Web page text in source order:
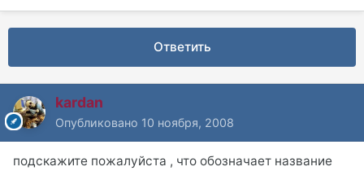
Ответить
kardan
Опубликовано 10 ноября, 2008
подскажите пожалуйста , что обозначает название